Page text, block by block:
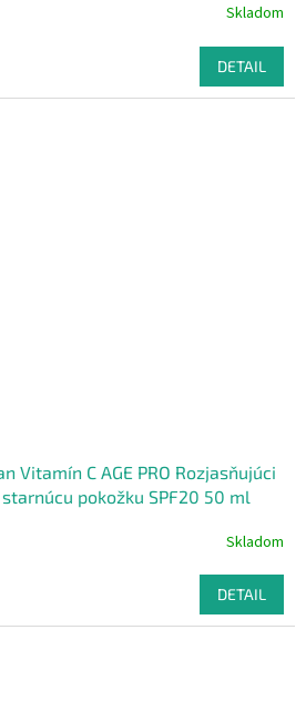
Skladom
DETAIL
Vitamín C AGE PRO Rozjasňujúci
pokožku SPF20 50 ml
Skladom
DETAIL